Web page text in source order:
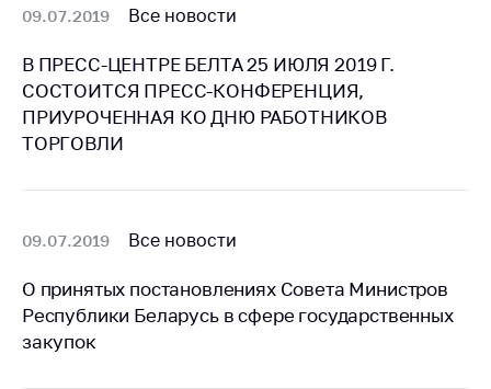
обсуждение
проектов
Маркировка
товаров
Рекомендации по
распространения
COVID-19 для
субъектов торговли,
09.07.2019 Все новости
В ПРЕСС-ЦЕНТРЕ БЕЛТА 25 ИЮЛЯ 2019 Г.
СОСТОИТСЯ ПРЕСС-КОНФЕРЕНЦИЯ,
ПРИУРОЧЕННАЯ КО ДНЮ РАБОТНИКОВ
ТОРГОВЛИ
09.07.2019 Все новости
О принятых постановлениях Совета Министров
Республики Беларусь в сфере государственных
закупок